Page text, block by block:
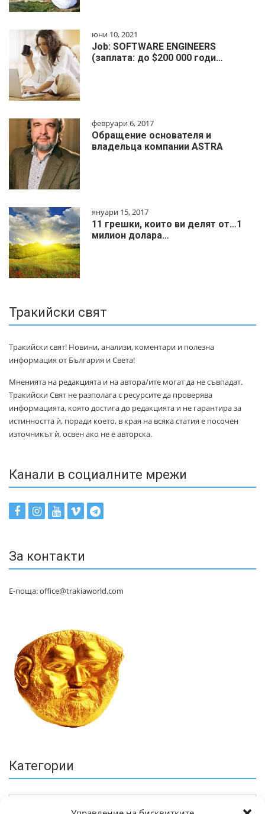
юни 10, 2021
Job: SOFTWARE ENGINEERS
(заплата: до $200 000 годи…
февруари 6, 2017
Обращение основателя и
владельца компании ASTRA
януари 15, 2017
11 грешки, които ви делят от…1
милиoн дoлapa…
Тракийски свят
Тракийски свят! Новини, анализи, коментари и полезна
информация от България и Света!
Мненията на редакцията и на автора/ите могат да не съвпадат.
Тракийски Свят не разполага с ресурсите да проверява
информацията, която достига до редакцията и не гарантира за
истинността ѝ, поради което, в края на всяка статия е посочен
източникът ѝ, освен ако не е авторска.
Канали в социалните мрежи
За контакти
Е-поща: office@trakiaworld.com
Категории